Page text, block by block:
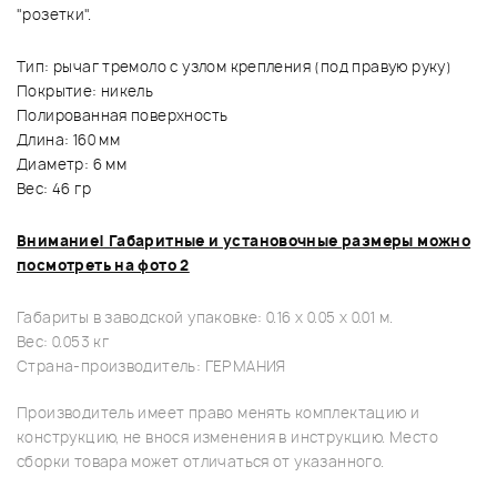
"розетки".
Тип: рычаг тремоло с узлом крепления (под правую руку)
Покрытие: никель
Полированная поверхность
Длина: 160 мм
Диаметр: 6 мм
Вес: 46 гр
Внимание! Габаритные и установочные размеры можно
посмотреть на фото 2
Габариты в заводской упаковке: 0.16 x 0.05 x 0.01 м.
Вес: 0.053 кг
Страна-производитель: ГЕРМАНИЯ
Производитель имеет право менять комплектацию и
конструкцию, не внося изменения в инструкцию. Место
сборки товара может отличаться от указанного.